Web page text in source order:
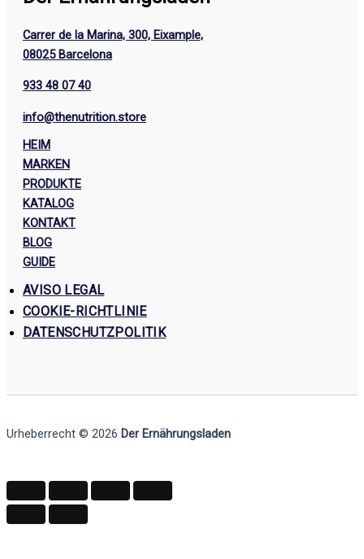
Carrer de la Marina, 300, Eixample,
08025 Barcelona
933 48 07 40
info@thenutrition.store
HEIM
MARKEN
PRODUKTE
KATALOG
KONTAKT
BLOG
GUIDE
AVISO LEGAL
COOKIE-RICHTLINIE
DATENSCHUTZPOLITIK
Urheberrecht © 2026 Der Ernährungsladen